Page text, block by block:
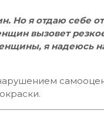
Но я отдаю себе
вызовет
я надеюсь